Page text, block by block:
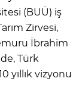
(BUÜ) iş
Zirvesi,
İbrahim
Türk
yıllık vizyonu